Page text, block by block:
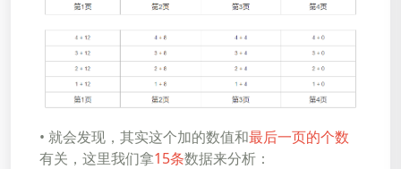
• 就会发现，其实这个加的数值和最后一页的个数
有关，这里我们拿15条数据来分析：